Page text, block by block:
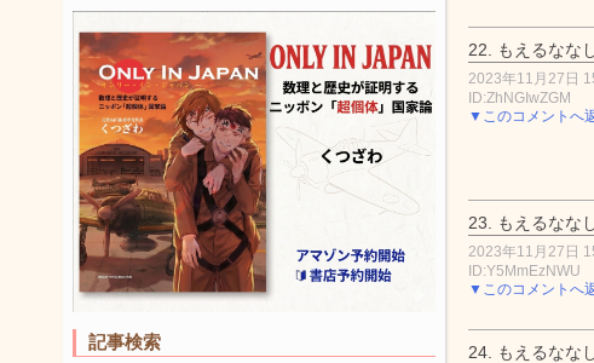
記事検索
22. もえるなな
2023年11月27日
ID:ZhNGIwZGM
▼このコメントへ
23. もえるなな
2023年11月27日
ID:Y5MmEzNWU
▼このコメントへ
24. もえるなな